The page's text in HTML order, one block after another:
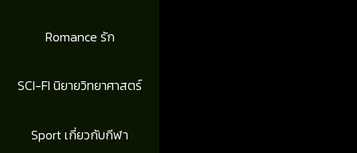
Romance รัก
SCI-FI นิยายวิทยาศาสตร์
Sport เกี่ยวกับกีฬา